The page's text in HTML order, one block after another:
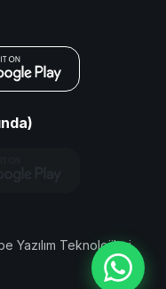
Yazılım Teknolojileri